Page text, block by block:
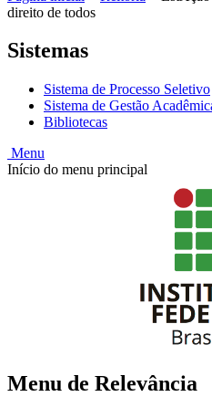
direito de todos
Sistemas
Sistema de Processo Seletivo
Sistema de Gestão
Bibliotecas
Menu
Início do menu principal
Menu de Relevância